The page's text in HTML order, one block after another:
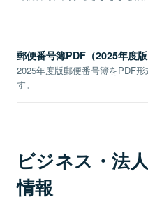
郵便番号簿PDF（2025年度版
2025年度版郵便番号簿をPDF
す。
ビジネス・法
情報